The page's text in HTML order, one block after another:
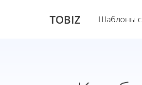
TOBIZ Шаблоны